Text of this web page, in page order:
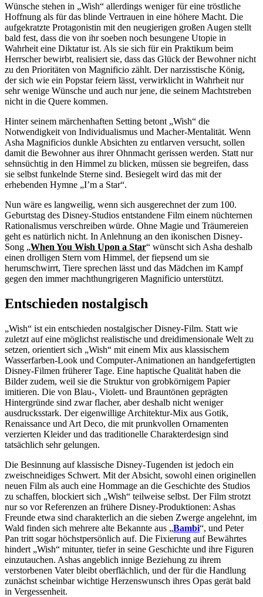
Wünsche stehen in „Wish“ allerdings weniger für eine tröstliche
Hoffnung als für das blinde Vertrauen in eine höhere Macht. Die
aufgekratzte Protagonistin mit den neugierigen großen Augen stellt
bald fest, dass die von ihr soeben noch besungene Utopie in
Wahrheit eine Diktatur ist. Als sie sich für ein Praktikum beim
Herrscher bewirbt, realisiert sie, dass das Glück der Bewohner nicht
zu den Prioritäten von Magnificio zählt. Der narzisstische König,
der sich wie ein Popstar feiern lässt, verwirklicht in Wahrheit nur
sehr wenige Wünsche und auch nur jene, die seinem Machtstreben
nicht in die Quere kommen.
Hinter seinem märchenhaften Setting betont „Wish“ die
Notwendigkeit von Individualismus und Macher-Mentalität. Wenn
Asha Magnificios dunkle Absichten zu entlarven versucht, sollen
damit die Bewohner aus ihrer Ohnmacht gerissen werden. Statt nur
sehnsüchtig in den Himmel zu blicken, müssen sie begreifen, dass
sie selbst funkelnde Sterne sind. Besiegelt wird das mit der
erhebenden Hymne „I’m a Star“.
Nun wäre es langweilig, wenn sich ausgerechnet der zum 100.
Geburtstag des Disney-Studios entstandene Film einem nüchternen
Rationalismus verschreiben würde. Ohne Magie und Träumereien
geht es natürlich nicht. In Anlehnung an den ikonischen Disney-
Song „When You Wish Upon a Star“ wünscht sich Asha deshalb
einen drolligen Stern vom Himmel, der fiepsend um sie
herumschwirrt, Tiere sprechen lässt und das Mädchen im Kampf
gegen den immer machthungrigeren Magnificio unterstützt.
Entschieden nostalgisch
„Wish“ ist ein entschieden nostalgischer Disney-Film. Statt wie
zuletzt auf eine möglichst realistische und dreidimensionale Welt zu
setzen, orientiert sich „Wish“ mit einem Mix aus klassischem
Wasserfarben-Look und Computer-Animationen an handgefertigten
Disney-Filmen früherer Tage. Eine haptische Qualität haben die
Bilder zudem, weil sie die Struktur von grobkörnigem Papier
imitieren. Die von Blau-, Violett- und Brauntönen geprägten
Hintergründe sind zwar flacher, aber deshalb nicht weniger
ausdrucksstark. Der eigenwillige Architektur-Mix aus Gotik,
Renaissance und Art Deco, die mit prunkvollen Ornamenten
verzierten Kleider und das traditionelle Charakterdesign sind
tatsächlich sehr gelungen.
Die Besinnung auf klassische Disney-Tugenden ist jedoch ein
zweischneidiges Schwert. Mit der Absicht, sowohl einen originellen
neuen Film als auch eine Hommage an die Geschichte des Studios
zu schaffen, blockiert sich „Wish“ teilweise selbst. Der Film strotzt
nur so vor Referenzen an frühere Disney-Produktionen: Ashas
Freunde etwa sind charakterlich an die sieben Zwerge angelehnt, im
Wald finden sich mehrere alte Bekannte aus „Bambi“, und Peter
Pan tritt sogar höchstpersönlich auf. Die Fixierung auf Bewährtes
hindert „Wish“ mitunter, tiefer in seine Geschichte und ihre Figuren
einzutauchen. Ashas angeblich innige Beziehung zu ihrem
verstorbenen Vater bleibt oberflächlich, und der für die Handlung
zunächst scheinbar wichtige Herzenswunsch ihres Opas gerät bald
in Vergessenheit.